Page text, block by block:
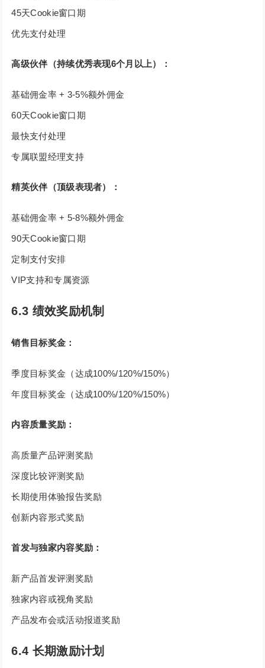
45天Cookie窗口期
优先支付处理
高级伙伴（持续优秀表现6个月以上）：
基础佣金率 + 3-5%额外佣金
60天Cookie窗口期
最快支付处理
专属联盟经理支持
精英伙伴（顶级表现者）：
基础佣金率 + 5-8%额外佣金
90天Cookie窗口期
定制支付安排
VIP支持和专属资源
6.3 绩效奖励机制
销售目标奖金：
季度目标奖金（达成100%/120%/150%）
年度目标奖金（达成100%/120%/150%）
内容质量奖励：
高质量产品评测奖励
深度比较评测奖励
长期使用体验报告奖励
创新内容形式奖励
首发与独家内容奖励：
新产品首发评测奖励
独家内容或视角奖励
产品发布会或活动报道奖励
6.4 长期激励计划